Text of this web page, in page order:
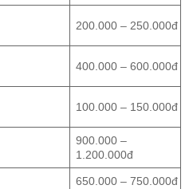
200.000 – 250.000đ
400.000 – 600.000đ
100.000 – 150.000đ
900.000 –
1.200.000đ
650.000 – 750.000đ